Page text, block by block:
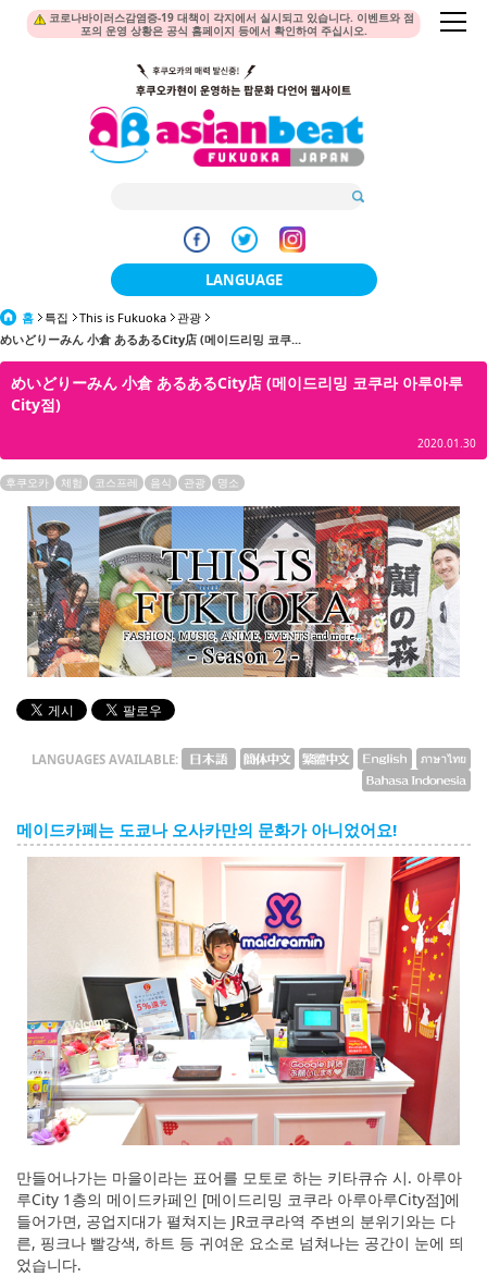
코로나바이러스감염증-19 대책이 각지에서 실시되고 있습니다. 이벤트와 점
포의 운영 상황은 공식 홈페이지 등에서 확인하여 주십시오.
LANGUAGE
한국어
English
ภาษาไทย
tiéng Viêt
Bahasa Indonesia
홈 특집 This is Fukuoka
관광
めいどりーみん 小倉 あるあるCity店 (메이드리밍 코쿠...
めいどりーみん 小倉 あるあるCity店 (메이드리밍 코쿠라 아루아루
City점)
2020.01.30
후쿠오카 체험 코스프레 음식 관광 명소
LANGUAGES AVAILABLE:
메이드카페는 도쿄나 오사카만의 문화가 아니었어요!
만들어나가는 마을이라는 표어를 모토로 하는 키타큐슈 시. 아루아
루City 1층의 메이드카페인 [메이드리밍 코쿠라 아루아루City점]에
들어가면, 공업지대가 펼쳐지는 JR코쿠라역 주변의 분위기와는 다
른, 핑크나 빨강색, 하트 등 귀여운 요소로 넘쳐나는 공간이 눈에 띄
었습니다.